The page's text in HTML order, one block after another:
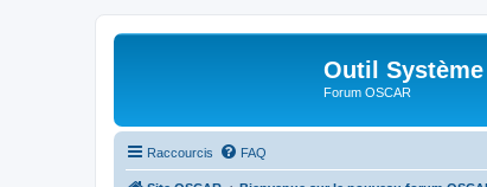
Outil
Forum OSCAR
Raccourcis FAQ